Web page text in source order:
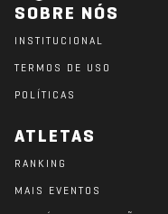
SOBRE NÓS
INSTITUCIONAL
TERMOS DE USO
POLÍTICAS
ATLETAS
RANKING
MAIS EVENTOS